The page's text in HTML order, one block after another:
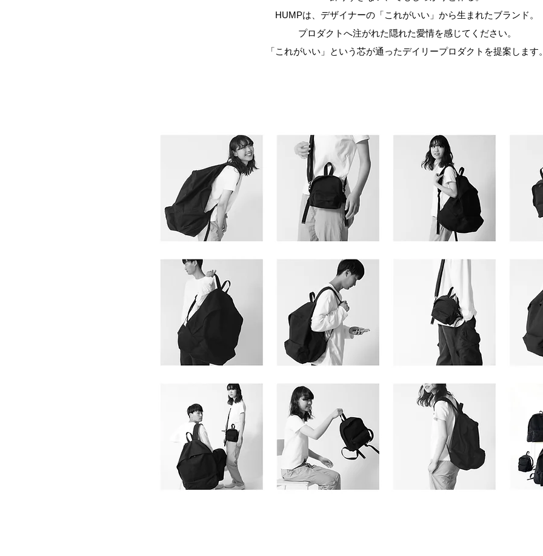
HUMPは、デザイナーの「これがいい」から生まれたブランド。
プロダクトへ注がれた隠れた愛情を感じてください。
「これがいい」という芯が通ったデイリープロダクトを提案します